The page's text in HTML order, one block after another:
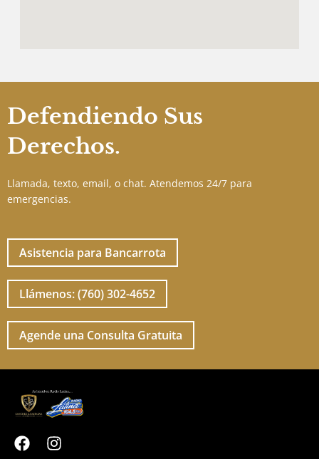
Defendiendo Sus
Derechos.
Llamada, texto, email, o chat. Atendemos 24/7 para
emergencias.
Asistencia para Bancarrota
Llámenos: (760) 302-4652
Agende una Consulta Gratuita
F I